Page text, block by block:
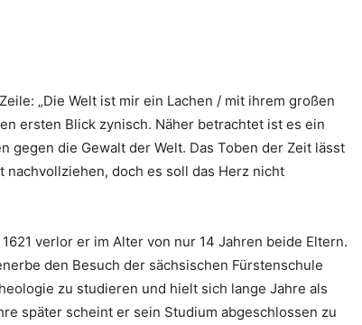
„Die Welt ist mir ein Lachen / mit ihrem großen
ersten Blick zynisch. Näher betrachtet ist es ein
gegen die Gewalt der Welt. Das Toben der Zeit lässt
doch es soll das Herz nicht
verlor er im Alter von nur 14 Jahren beide Eltern.
den Besuch der sächsischen Fürstenschule
zu studieren und hielt sich lange Jahre als
später scheint er sein Studium abgeschlossen zu